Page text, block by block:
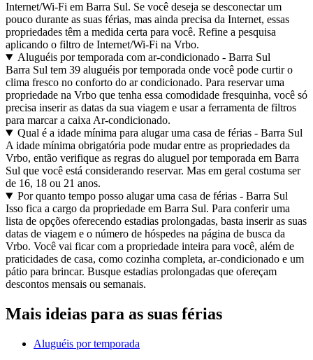
Internet/Wi-Fi em Barra Sul. Se você deseja se desconectar um
pouco durante as suas férias, mas ainda precisa da Internet, essas
propriedades têm a medida certa para você. Refine a pesquisa
aplicando o filtro de Internet/Wi-Fi na Vrbo.
Aluguéis por temporada com ar-condicionado - Barra Sul
Barra Sul tem 39 aluguéis por temporada onde você pode curtir o
clima fresco no conforto do ar condicionado. Para reservar uma
propriedade na Vrbo que tenha essa comodidade fresquinha, você só
precisa inserir as datas da sua viagem e usar a ferramenta de filtros
para marcar a caixa Ar-condicionado.
Qual é a idade mínima para alugar uma casa de férias - Barra Sul
A idade mínima obrigatória pode mudar entre as propriedades da
Vrbo, então verifique as regras do aluguel por temporada em Barra
Sul que você está considerando reservar. Mas em geral costuma ser
de 16, 18 ou 21 anos.
Por quanto tempo posso alugar uma casa de férias - Barra Sul
Isso fica a cargo da propriedade em Barra Sul. Para conferir uma
lista de opções oferecendo estadias prolongadas, basta inserir as suas
datas de viagem e o número de hóspedes na página de busca da
Vrbo. Você vai ficar com a propriedade inteira para você, além de
praticidades de casa, como cozinha completa, ar-condicionado e um
pátio para brincar. Busque estadias prolongadas que ofereçam
descontos mensais ou semanais.
Mais ideias para as suas férias
Aluguéis por temporada